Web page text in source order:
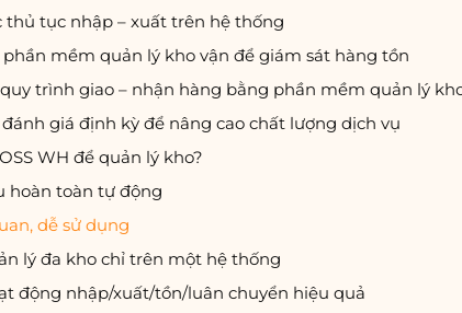
thủ tục nhập – xuất trên hệ thống
phần mềm quản lý kho vận để giám sát hàng tồn
trình giao – nhận hàng bằng phần mềm quản lý
đánh giá định kỳ để nâng cao chất lượng dịch vụ
WH để quản lý kho?
hoàn toàn tự động
dễ sử dụng
lý đa kho chỉ trên một hệ thống
động nhập/xuất/tồn/luân chuyển hiệu quả